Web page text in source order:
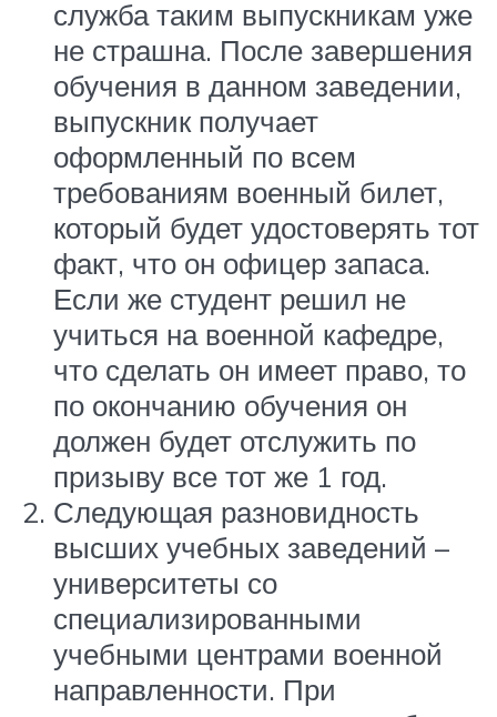
служба таким выпускникам уже
не страшна. После завершения
обучения в данном заведении,
выпускник получает
оформленный по всем
требованиям военный билет,
который будет удостоверять тот
факт, что он офицер запаса.
Если же студент решил не
учиться на военной кафедре,
что сделать он имеет право, то
по окончанию обучения он
должен будет отслужить по
призыву все тот же 1 год.
Следующая разновидность
высших учебных заведений –
университеты со
специализированными
учебными центрами военной
направленности. При